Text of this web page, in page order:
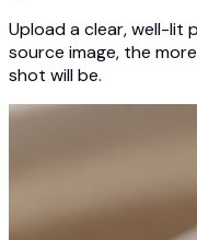
Upload a clear, well-lit
source image, the
shot will be.